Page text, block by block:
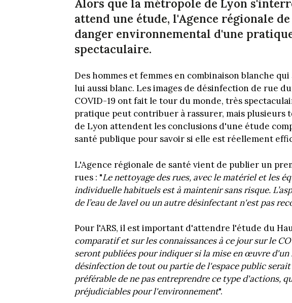
Alors que la métropole de Lyon
attend une étude, l'Agence régionale
danger environnemental d'une
spectaculaire.
Des hommes et femmes en combinaison blanche
lui aussi blanc. Les images de désinfection de rue
COVID-19 ont fait le tour du monde, très
pratique peut contribuer à rassurer, mais plusieurs
de Lyon attendent les conclusions d'une étude
santé publique pour savoir si elle est réellement
L'Agence régionale de santé vient de publier un
rues : "Le nettoyage des rues, avec le matériel et les
individuelle habituels est à maintenir sans risque.
de l’eau de Javel ou un autre désinfectant n'est pas
Pour l'ARS, il est important d'attendre l'étude du
comparatif et sur les connaissances à ce jour sur le
seront publiées pour indiquer si la mise en œuvre
désinfection de tout ou partie de l'espace public
préférable de ne pas entreprendre ce type d'actions,
préjudiciables pour l'environnement".